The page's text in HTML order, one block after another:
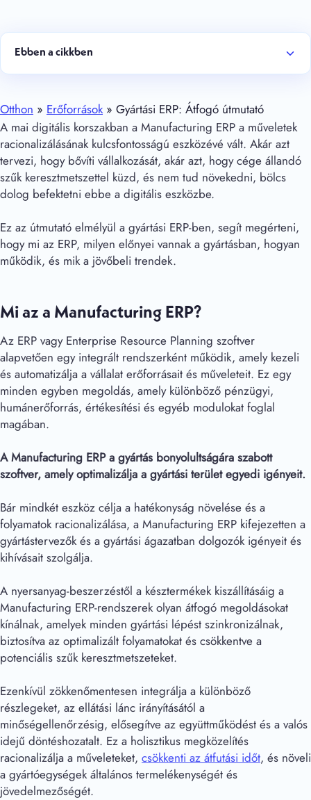
Ebben a cikkben
Otthon » Erőforrások» Gyártási ERP: Átfogó útmutató
A mai digitális korszakban a Manufacturing ERP a műveletek
racionalizálásának kulcsfontosságú eszközévé vált. Akár azt
tervezi, hogy bővíti vállalkozását, akár azt, hogy cége állandó
szűk keresztmetszettel küzd, és nem tud növekedni, bölcs
dolog befektetni ebbe a digitális eszközbe.
Ez az útmutató elmélyül a gyártási ERP-ben, segít megérteni,
hogy mi az ERP, milyen előnyei vannak a gyártásban, hogyan
működik, és mik a jövőbeli trendek.
Mi az a Manufacturing ERP?
Az ERP vagy Enterprise Resource Planning szoftver
alapvetően egy integrált rendszerként működik, amely kezeli
és automatizálja a vállalat erőforrásait és műveleteit. Ez egy
minden egyben megoldás, amely különböző pénzügyi,
humánerőforrás, értékesítési és egyéb modulokat foglal
magában.
A Manufacturing ERP a gyártás bonyolultságára szabott
szoftver, amely optimalizálja a gyártási terület egyedi igényeit.
Bár mindkét eszköz célja a hatékonyság növelése és a
folyamatok racionalizálása, a Manufacturing ERP kifejezetten a
gyártástervezők és a gyártási ágazatban dolgozók igényeit és
kihívásait szolgálja.
A nyersanyag-beszerzéstől a késztermékek kiszállításáig a
Manufacturing ERP-rendszerek olyan átfogó megoldásokat
kínálnak, amelyek minden gyártási lépést szinkronizálnak,
biztosítva az optimalizált folyamatokat és csökkentve a
potenciális szűk keresztmetszeteket.
Ezenkívül zökkenőmentesen integrálja a különböző
részlegeket, az ellátási lánc irányításától a
minőségellenőrzésig, elősegítve az együttműködést és a valós
idejű döntéshozatalt. Ez a holisztikus megközelítés
racionalizálja a műveleteket, csökkenti az átfutási időt, és növeli
a gyártóegységek általános termelékenységét és
jövedelmezőségét.